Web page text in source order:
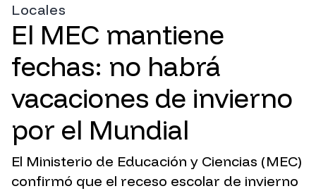
Locales
El MEC mantiene
fechas: no habrá
vacaciones de invierno
por el Mundial
El Ministerio de Educación y Ciencias (MEC)
confirmó que el receso escolar de invierno